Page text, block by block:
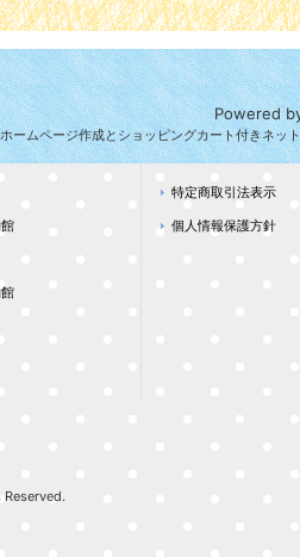
Powered
ホームページ作成とショッピングカート付きネッ
特定商取引法表示
個人情報保護方針